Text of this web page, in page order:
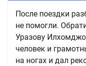
После поездки
не помогли.
Уразову
человек и
на ногах и дал